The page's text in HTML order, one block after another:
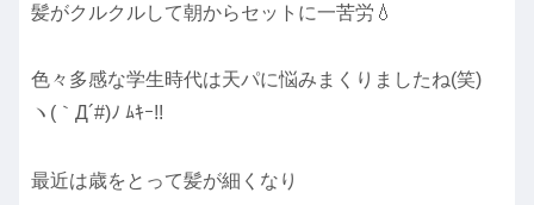
髪がクルクルして朝からセットに一苦労💧
色々多感な学生時代は天パに悩みまくりましたね(笑)
ヽ(｀Д´#)ﾉ ﾑｷｰ!!
最近は歳をとって髪が細くなり